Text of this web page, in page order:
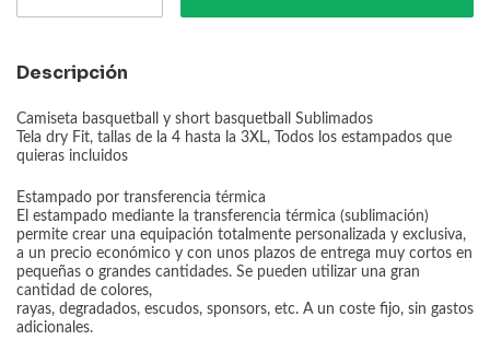
Descripción
Camiseta basquetball y short basquetball Sublimados
Tela dry Fit, tallas de la 4 hasta la 3XL, Todos los estampados que
quieras incluidos
Estampado por transferencia térmica
El estampado mediante la transferencia térmica (sublimación)
permite crear una equipación totalmente personalizada y exclusiva,
a un precio económico y con unos plazos de entrega muy cortos en
pequeñas o grandes cantidades. Se pueden utilizar una gran
cantidad de colores,
rayas, degradados, escudos, sponsors, etc. A un coste fijo, sin gastos
adicionales.